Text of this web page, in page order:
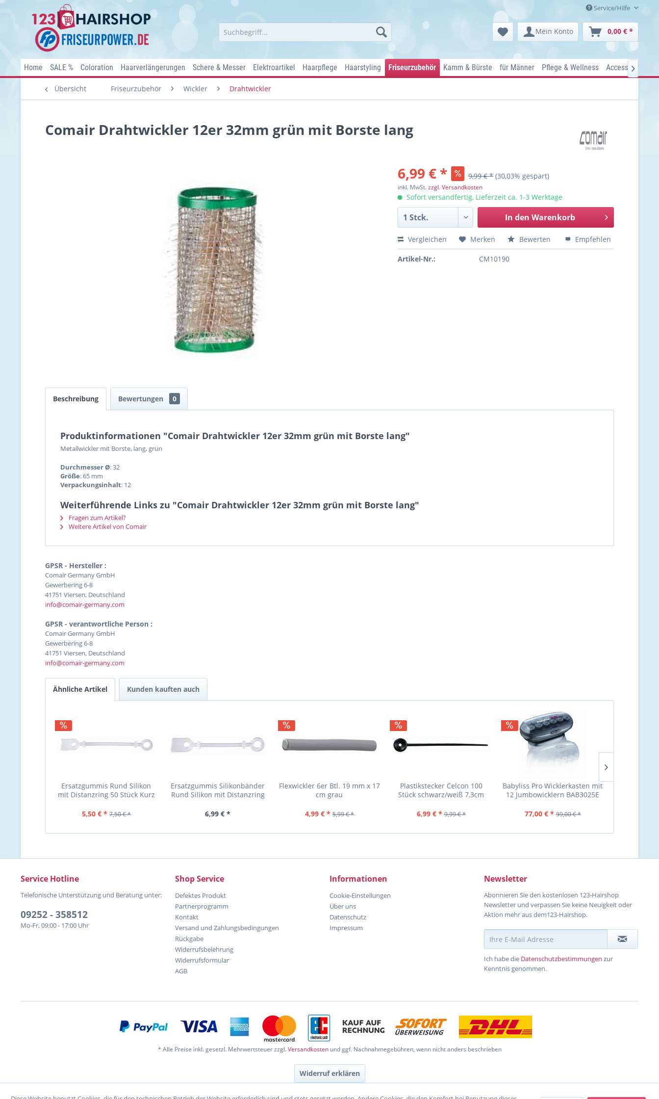
Service/Hilfe
Mein Konto 0,00 € *
Home SALE % Coloration Haarverlängerungen Schere & Messer Elektroartikel Haarpflege Haarstyling Friseurzubehör Kamm & Bürste für Männer Pflege & Wellness Accessoires

Übersicht Friseurzubehör Wickler Drahtwickler
Comair Drahtwickler 12er 32mm grün mit Borste lang
6,99 € * 9,99 € * (30,03% gespart)
inkl. MwSt.zzgl. Versandkosten
Sofort versandfertig, Lieferzeit ca. 1-3 Werktage
In den Warenkorb
Vergleichen Merken Bewerten Empfehlen
Artikel-Nr.: CM10190
Beschreibung Bewertungen 0
Produktinformationen "Comair Drahtwickler 12er 32mm grün mit Borste lang"
Metallwickler mit Borste, lang, grün
Durchmesser Ø: 32
Größe: 65 mm
Verpackungsinhalt: 12
Weiterführende Links zu "Comair Drahtwickler 12er 32mm grün mit Borste lang"
Fragen zum Artikel?
Weitere Artikel von Comair
GPSR - Hersteller :
Comair Germany GmbH
Gewerbering 6-8
41751 Viersen, Deutschland
info@comair-germany.com
GPSR - verantwortliche Person :
Comair Germany GmbH
Gewerbering 6-8
41751 Viersen, Deutschland
info@comair-germany.com
Ähnliche Artikel Kunden kauften auch
Ersatzgummis Rund Silikon
mit Distanzring 50 Stück Kurz
5,50 € * 7,50 € *
Ersatzgummis Silikonbänder
Rund Silikon mit Distanzring
6,99 € *
Flexwickler 6er Btl. 19 mm x 17
cm grau
4,99 € * 5,99 € *
Plastikstecker Celcon 100
Stück schwarz/weiß 7,3cm
6,99 € * 9,99 € *
Babyliss Pro Wicklerkasten mit
12 Jumbowicklern BAB3025E
77,00 € * 99,00 € *
Service Hotline
Telefonische Unterstützung und Beratung unter:
09252 - 358512
Mo-Fr, 09:00 - 17:00 Uhr
Shop Service
Defektes Produkt
Partnerprogramm
Kontakt
Versand und Zahlungsbedingungen
Rückgabe
Widerrufsbelehrung
Widerrufsformular
AGB
Informationen
Cookie-Einstellungen
Über uns
Datenschutz
Impressum
Newsletter
Abonnieren Sie den kostenlosen 123-Hairshop
Newsletter und verpassen Sie keine Neuigkeit oder
Aktion mehr aus dem123-Hairshop.
Ich habe die Datenschutzbestimmungen zur
Kenntnis genommen.
* Alle Preise inkl. gesetzl. Mehrwertsteuer zzgl.Versandkostenund ggf. Nachnahmegebühren, wenn nicht anders beschrieben
Widerruf erklären